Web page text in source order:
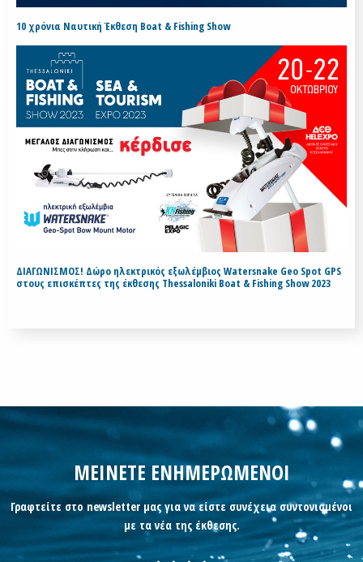
10 χρόνια Ναυτική Έκθεση Boat & Fishing Show
ΔΙΑΓΩΝΙΣΜΟΣ! Δώρο ηλεκτρικός εξωλέμβιος Watersnake Geo Spot GPS
στους επισκέπτες της έκθεσης Thessaloniki Boat & Fishing Show 2023
ΜΕΙΝΕΤΕ ΕΝΗΜΕΡΩΜΕΝΟΙ
Γραφτείτε στο newsletter μας για να είστε συνέχεια συντονισμένοι
με τα νέα της έκθεσης.